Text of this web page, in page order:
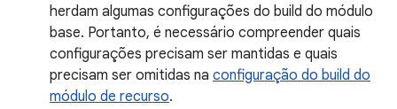
herdam algumas configurações do build do módulo
base. Portanto, é necessário compreender quais
configurações precisam ser mantidas e quais
precisam ser omitidas na configuração do build do
módulo de recurso.